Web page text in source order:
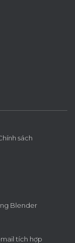
sách
Blender
tích hợp